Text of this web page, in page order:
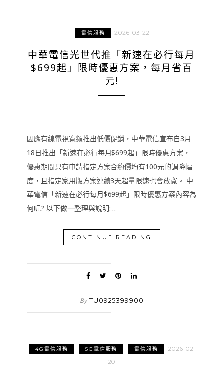
電信服務 2026-03-22
中華電信光世代推「新速在必行每月
$699起」限時優惠方案，每月省百
元!
因應有線電視寬頻推出低價促銷，中華電信宣布自3月
18日推出「新速在必行每月$699起」限時優惠方案，
優惠期間只有申請指定方案合約價均有100元的調降幅
度，且指定家用版方案連續3天超量限速也會放寬。 中
華電信「新速在必行每月$699起」限時優惠方案內容為
何呢? 以下做一整理與說明:…
CONTINUE READING
By TU0925399900
4G電信服務 5G電信服務 電信服務
2026-02-
20